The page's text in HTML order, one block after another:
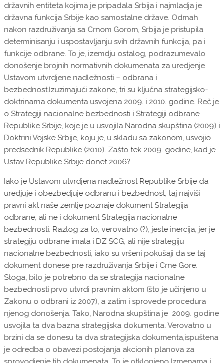
državnih entiteta kojima je pripadala Srbija i najmladja je
državna funkcija Srbije kao samostalne države. Odmah
nakon razdruživanja sa Crnom Gorom, Srbija je pristupila
determinisanju i uspostavljanju svih državnih funkcija, pa i
funkcije odbrane. To je, izemdju ostalog, podrazumevalo
donošenje brojnih normativnih dokumenata za uredjenje
Ustavom utvrdjene nadležnosti – odbrana i
bezbednost.Izuzimajući zakone, tri su ključna strategijsko-
doktrinarna dokumenta usvojena 2009. i 2010. godine. Reč je
o Strategiji nacionalne bezbednosti i Strategiji odbrane
Republike Srbije, koje je u usvojila Narodna skupština (2009) i
Doktrini Vojske Srbije, koju je, u skladu sa zakonom, usvojio
predsednik Republike (2010). Zašto tek 2009. godine, kad je
Ustav Republike Srbije donet 2006?
Iako je Ustavom utvrdjena nadležnost Republike Srbije da
uredjuje i obezbedjuje odbranu i bezbednost, taj najviši
pravni akt naše zemlje poznaje dokument Strategija
odbrane, ali ne i dokument Strategija nacionalne
bezbednosti. Razlog za to, verovatno (?), jeste inercija, jer je
strategiju odbrane imala i DZ SCG, ali nije strategiju
nacionalne bezbednosti, iako su vršeni pokušaji da se taj
dokument donese pre razdruživanja Srbije i Crne Gore.
Stoga, bilo je potrebno da se strategija nacionalne
bezbednosti prvo utvrdi pravnim aktom (što je učinjeno u
Zakonu o odbrani iz 2007), a zatim i sprovede procedura
njenog donošenja. Tako, Narodna skupština je 2009. godine
usvojila ta dva bazna strategijska dokumenta. Verovatno u
brzini da se donesu ta dva strategijska dokumenta,ispuštena
je odredba o obavezi postojanja akcionih planova za